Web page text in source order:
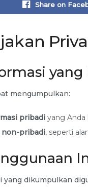
Share on
mengumpulkan:
pribadi yang Anda
non-pribadi, seperti
yang dikumpulkan